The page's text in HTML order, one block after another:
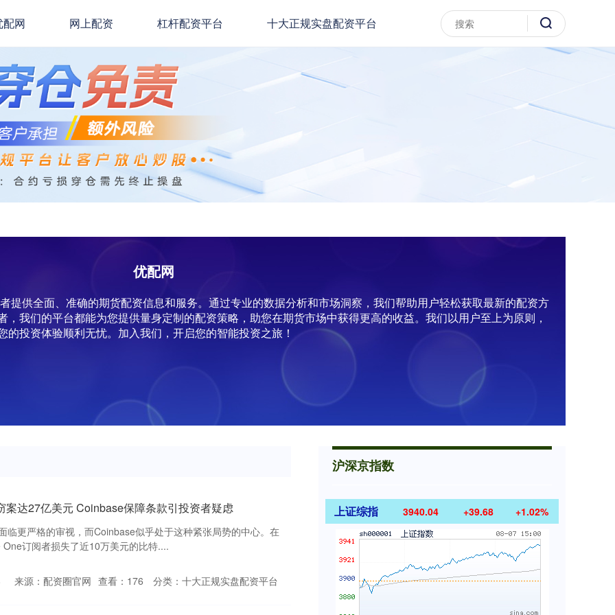
配网 网上配资 杠杆配资平台 十大正规实盘配资平台
优配网
提供全面、准确的期货配资信息和服务。通过专业的数据分析和市场洞察，我们帮助用户轻松获取最新的配资方
我们的平台都能为您提供量身定制的配资策略，助您在期货市场中获得更高的收益。我们以用户至上为原则，
投资体验顺利无忧。加入我们，开启您的智能投资之旅！
案达27亿美元 Coinbase保障条款引投资者疑虑
临更严格的审视，而Coinbase似乎处于这种紧张局势的中心。在
订阅者损失了近10万美元的比特....
来源：配资圈官网 查看： 176 分类： 十大正规实盘配资平台
沪深京指数
上证综指 3940.04 +39.68 +1.02%